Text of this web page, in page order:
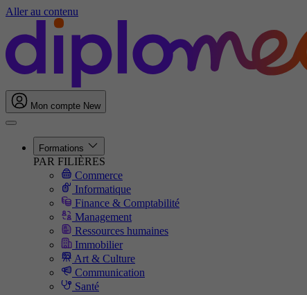
Aller au contenu
Mon compte New
Formations
PAR FILIÈRES
Commerce
Informatique
Finance & Comptabilité
Management
Ressources humaines
Immobilier
Art & Culture
Communication
Santé